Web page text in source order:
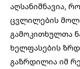
აღსანიშნავია,
ცვლილების
გამოკითხულთა
ხელფასების
გაზრდილია იმ